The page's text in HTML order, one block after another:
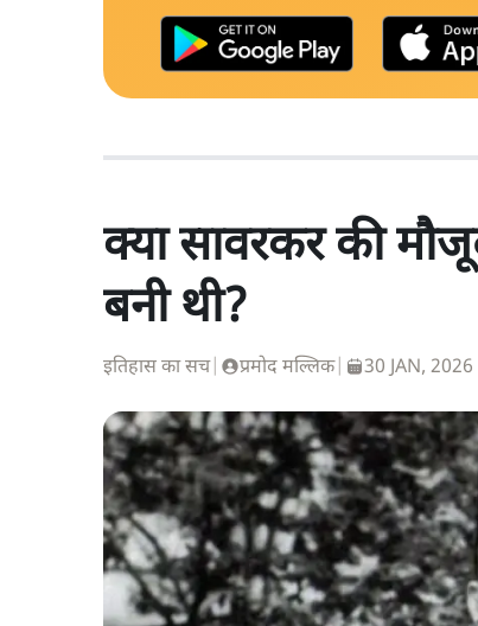
क्या सावरकर की
बनी थी?
इतिहास का सच| प्रमोद मल्लिक| 30 JAN, 2026